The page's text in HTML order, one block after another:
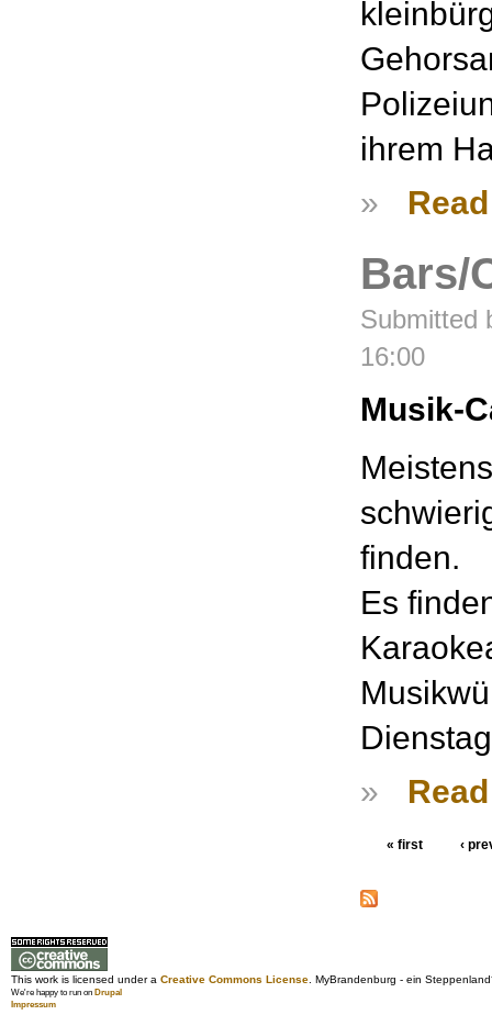
ihrem
»
Bars/
Submitted
16:00
Musik-
finden.
Es
»
« first ‹
This work is licensed under a Creative Commons License. MyBrandenburg - ein
We're happy to run on Drupal
Impressum